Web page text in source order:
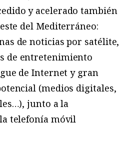
y acelerado también
del Mediterráneo:
de noticias por satélite,
de entretenimiento
de Internet y gran
(medios digitales,
junto a la
telefonía móvil